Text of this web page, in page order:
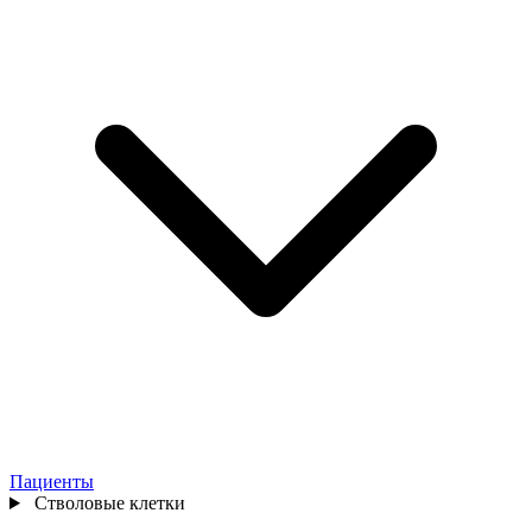
Пациенты
Стволовые клетки